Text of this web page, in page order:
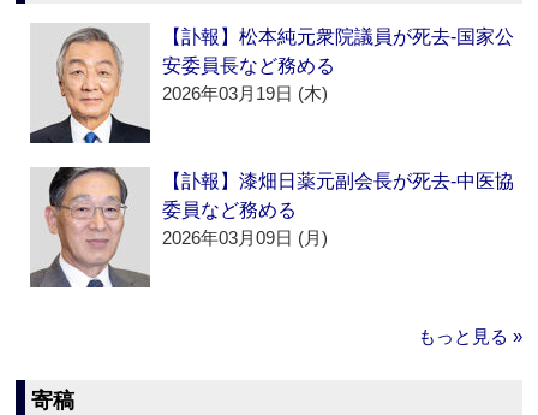
【訃報】松本純元衆院議員が死去‐国家公
安委員長など務める
2026年03月19日 (木)
【訃報】漆畑日薬元副会長が死去‐中医協
委員など務める
2026年03月09日 (月)
もっと見る »
寄稿